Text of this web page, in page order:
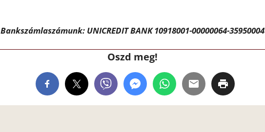
Bankszámlaszámunk: UNICREDIT BANK 10918001-00000064-35950004
Oszd meg!